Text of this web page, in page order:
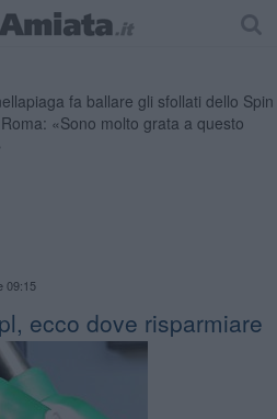
09:15
ecco dove risparmiare